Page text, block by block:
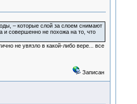
– которые слой за слоем снимают
и совершенно не похожа на то, что
не увязло в какой-либо вере... все
Записан